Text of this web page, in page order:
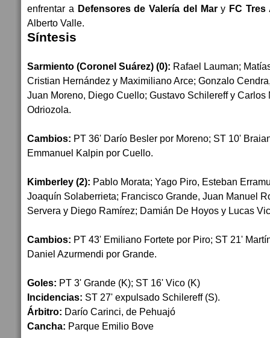
enfrentar a Defensores de Valería del Mary FC Tres
Alberto Valle.
Síntesis
Sarmiento (Coronel Suárez) (0): Rafael Lauman;
Cristian Hernández y Maximiliano Arce; Gonzalo
Juan Moreno, Diego Cuello; Gustavo Schilereff y Carlos
Odriozola.
Cambios: PT 36' Darío Besler por Moreno; ST 10'
Emmanuel Kalpin por Cuello.
Kimberley (2): Pablo Morata; Yago Piro, Esteban
Joaquín Solaberrieta; Francisco Grande, Juan Manuel
Servera y Diego Ramírez; Damián De Hoyos y Lucas
Cambios: PT 43' Emiliano Fortete por Piro; ST 21'
Daniel Azurmendi por Grande.
Goles: PT 3' Grande (K); ST 16' Vico (K)
Incidencias: ST 27' expulsado Schilereff (S).
Árbitro: Darío Carinci, de Pehuajó
Cancha: Parque Emilio Bove